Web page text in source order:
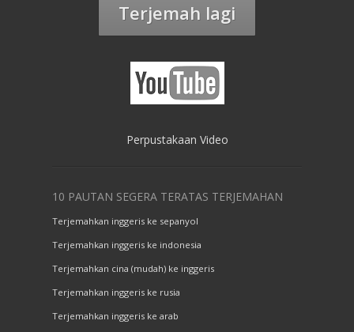
Terjemah lagi
Perpustakaan Video
10 PAUTAN SEGERA TERATAS TERJEMAHAN
Terjemahkan inggeris ke sepanyol
Terjemahkan inggeris ke indonesia
Terjemahkan cina (mudah) ke inggeris
Terjemahkan inggeris ke rusia
Terjemahkan inggeris ke arab